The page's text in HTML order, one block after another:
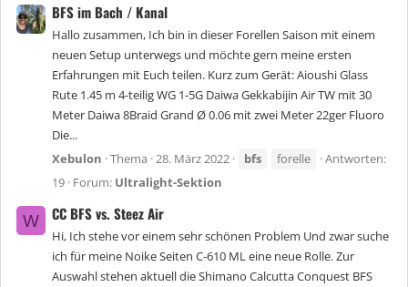
BFS im Bach / Kanal
Hallo zusammen, Ich bin in dieser Forellen Saison mit einem
neuen Setup unterwegs und möchte gern meine ersten
Erfahrungen mit Euch teilen. Kurz zum Gerät: Aioushi Glass
Rute 1.45 m 4-teilig WG 1-5G Daiwa Gekkabijin Air TW mit 30
Meter Daiwa 8Braid Grand Ø 0.06 mit zwei Meter 22ger Fluoro
Die...
Xebulon Thema 28. März 2022 bfs forelle
Antworten:
19 Forum: Ultralight-Sektion
W CC BFS vs. Steez Air
Hi, Ich stehe vor einem sehr schönen Problem Und zwar suche
ich für meine Noike Seiten C-610 ML eine neue Rolle. Zur
Auswahl stehen aktuell die Shimano Calcutta Conquest BFS